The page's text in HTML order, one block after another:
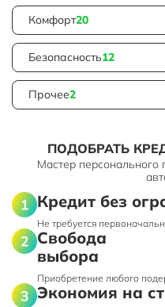
Комфорт20
Безопасность12
Прочее2
ПОДОБРАТЬ
Мастер персонального
Кредит без
Не требуется
Свобода
выбора
Приобретение любого
Экономия на